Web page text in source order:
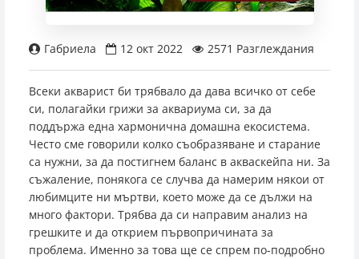
Габриела 12 окт 2022 2571 Разглеждания
Всеки акварист би трябвало да дава всичко от себе
си, полагайки грижи за аквариума си, за да
поддържа една хармонична домашна екосистема.
Често сме говорили колко съобразяване и старание
са нужни, за да постигнем баланс в акваскейпа ни. За
съжаление, понякога се случва да намерим някои от
любимците ни мъртви, което може да се дължи на
много фактори. Трябва да си направим анализ на
грешките и да открием първопричината за
проблема. Именно за това ще се спрем по-подробно
Кръгли аквариуми
Градински езера
Поставки за аквариуми
Подложки за аквариуми
Филтър Медия
Резервни пълнители
Дозиращи помпи
Аксесоари за осветление
Обратни осмози
Реактори
Wi-Fi модули
Родилки
Лепила и силикон
Адаптери
Резервни лампи
Други
Интерактивни декорации
pH и буфери
Препарати срещу болести и паразити
Препарати срещу болести и паразити
Таблетки
Храна за бебета
Натурални храни за риби
Седмична храна
Замразена храна за сладководни риби
Прахообразна
Контролери и измервателни уреди
Други аксесоари за CO2 системи
Други аксесоари
Инкубатори
Градински езера
Фонтанни и езерни помпи
Прахосмукачки за езера
Други пасажни риби
Едри аквариумни риби
Живораждащи риби
Коридораси
Лабиринтови риби
Нестандартни риби
Харацини
0888 982 362
Магазин Пловдив
Магазин София - Люлин
Магазин София - Южен Парк
Магазин София - Младост